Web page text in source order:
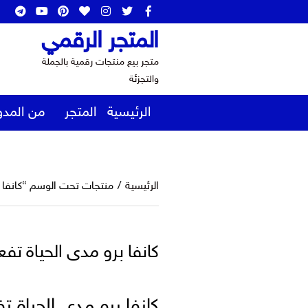
المتجر الرقمي
متجر بيع منتجات رقمية بالجملة
والتجزئة
الرئيسية المتجر من
الرئيسية / منتجات تحت الوسم “كانفا
كانفا برو مدى الحياة